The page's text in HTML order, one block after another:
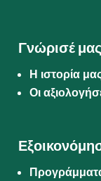
Γνώρισέ μας
Η ιστορία
Οι